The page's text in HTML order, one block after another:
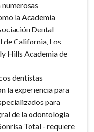
la Academia
Dental
de California, Los
Hills Academia de
dentistas
la experiencia para
para
de la odontología
Total - requiere